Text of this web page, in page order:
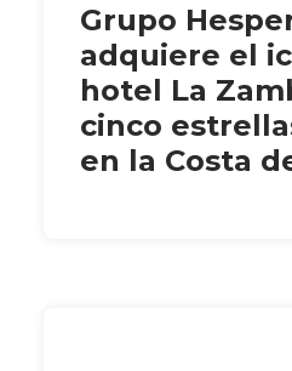
Grupo
adquiere el
hotel La
cinco
en la Costa